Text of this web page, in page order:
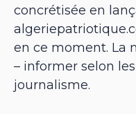
concrétisée en
en ce moment. La
– informer selon
journalisme.